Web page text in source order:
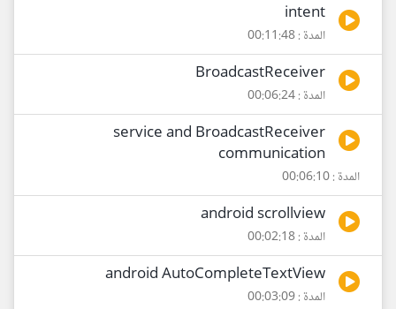
intent
المدة : 00:11:48
BroadcastReceiver
المدة : 00:06:24
service and BroadcastReceiver
communication
المدة : 00:06:10
android scrollview
المدة : 00:02:18
android AutoCompleteTextView
المدة : 00:03:09